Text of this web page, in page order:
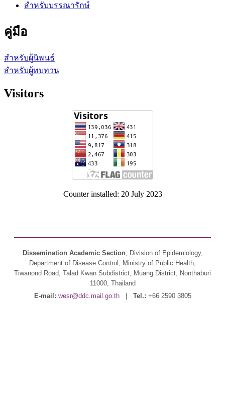
สำหรับบรรณารักษ์
คู่มือ
สำหรับผู้นิพนธ์
สำหรับผู้ทบทวน
Visitors
Counter installed: 20 July 2023
Dissemination Academic Section, Division of Epidemiology,
Department of Disease Control, Ministry of Public Health,
Tiwanond Road, Talad Kwan Subdistrict, Muang District, Nonthaburi
11000, Thailand
E-mail: wesr@ddc.mail.go.th| Tel.: +66 2590 3805